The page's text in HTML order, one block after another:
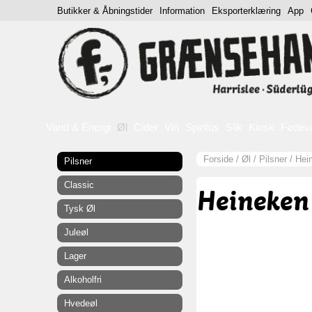
Øl
Forside / Øl / Pilsner /
Pilsner
Classic
Tysk Øl
Juleøl
Lager
Alkoholfri
Hvedeøl
Butikker & Åbningstider Information Eksporterklæring App